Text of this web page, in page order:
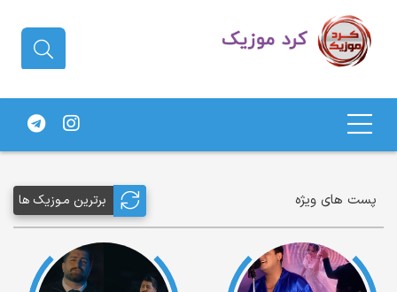
های کردی
پست های ویژه برترین مـوزیک ها